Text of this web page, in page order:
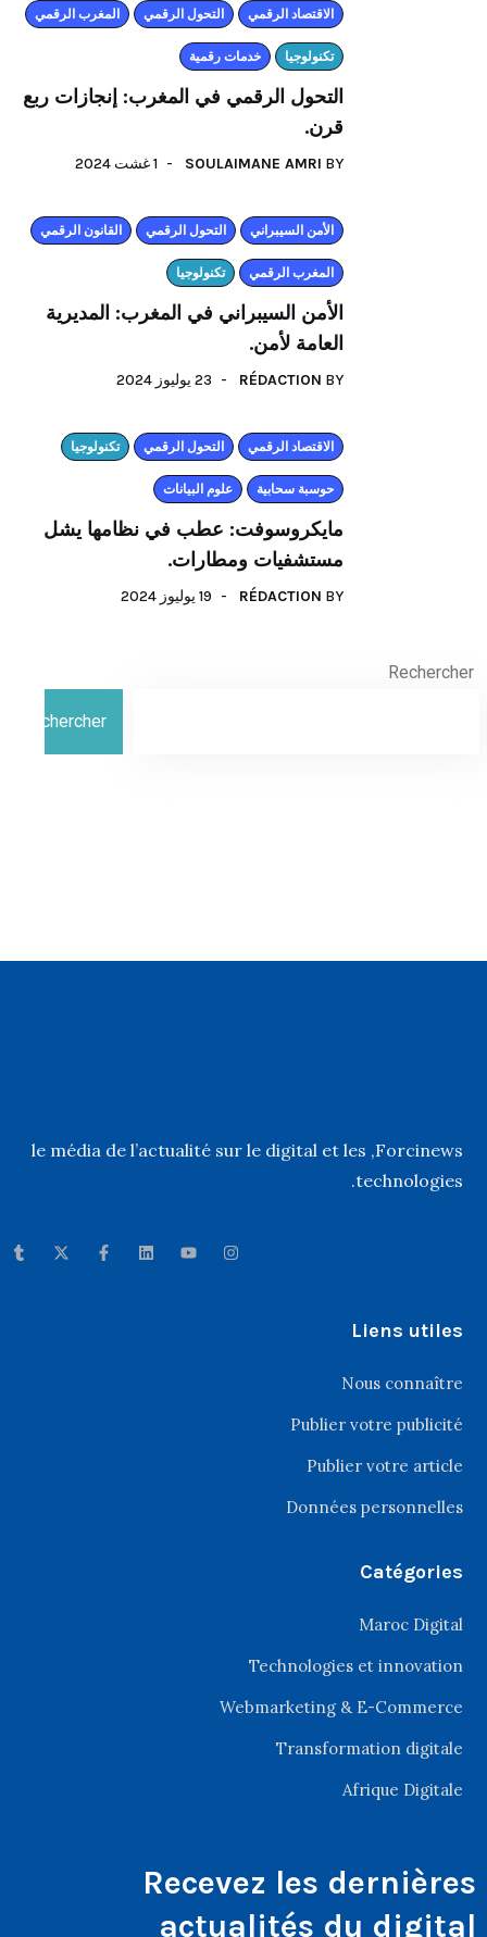
اﻻقتصاد الرقمي التحول الرقمي المغرب الرقمي
تكنولوجيا خدمات رقمية
التحول الرقمي في المغرب: إنجازات ربع
قرن.
BY
SOULAIMANE AMRI 1 غشت 2024
الأمن السيبراني التحول الرقمي القانون الرقمي
المغرب الرقمي تكنولوجيا
الأمن السيبراني في المغرب: المديرية
العامة لأمن.
BY
RÉDACTION 23 يوليوز 2024
اﻻقتصاد الرقمي التحول الرقمي تكنولوجيا
حوسبة سحابية علوم البيانات
مايكروسوفت: عطب في نظامها يشل
مستشفيات ومطارات.
BY
RÉDACTION 19 يوليوز 2024
Rechercher
Rechercher
Forcinews
, le média de l’actualité sur le digital et les
technologies.
Liens utiles
Nous connaître
Publier votre publicité
Publier votre article
Données personnelles
Catégories
Maroc Digital
Technologies et innovation
Webmarketing & E-Commerce
Transformation digitale
Afrique Digitale
Recevez les dernières
actualités du digital